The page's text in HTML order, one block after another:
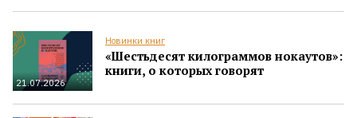
21.07.2026
Новинки книг
«Шестьдесят килограммов нокаутов»:
книги, о которых говорят